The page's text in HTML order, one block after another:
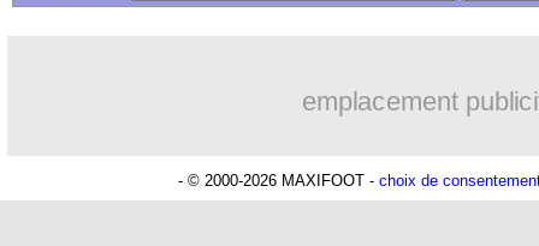
emplacement
- © 2000-2026 MAXIFOOT - choix de